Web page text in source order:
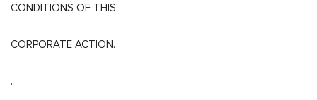
CONDITIONS OF THIS
CORPORATE ACTION.
.